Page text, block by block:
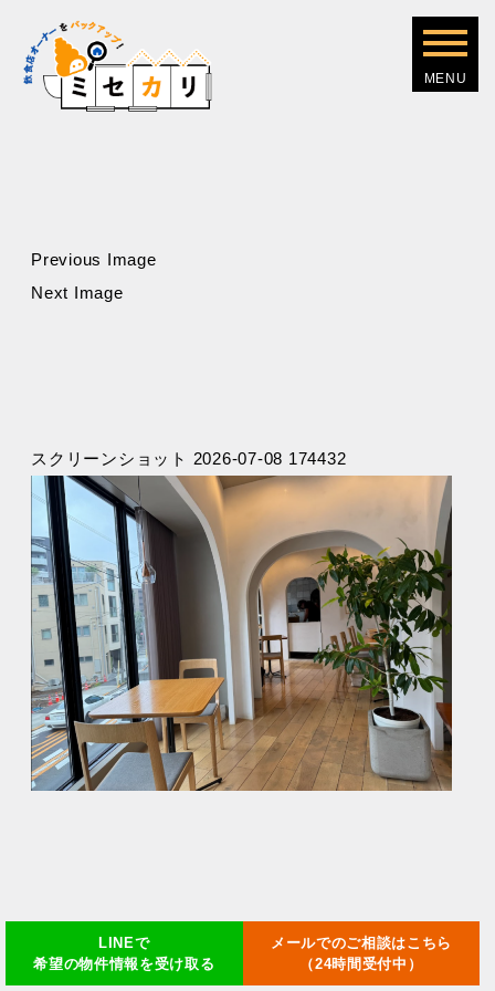
LINEで
希望の物件情報を受け取る
メールでのご相談はこちら
（24時間受付中）
Previous Image
Next Image
スクリーンショット 2026-07-08 174432